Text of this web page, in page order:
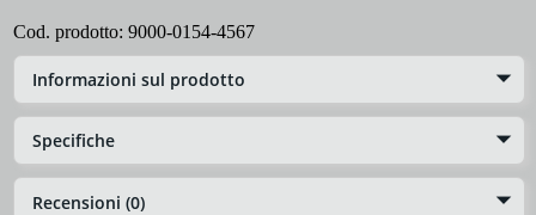
Cod. prodotto: 9000-0154-4567
Informazioni sul prodotto
Specifiche
Recensioni (0)